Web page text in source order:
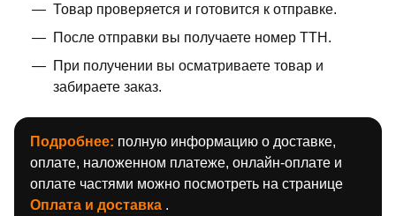
Товар проверяется и готовится к отправке.
После отправки вы получаете номер ТТН.
При получении вы осматриваете товар и
забираете заказ.
Подробнее: полную информацию о доставке,
оплате, наложенном платеже, онлайн-оплате и
оплате частями можно посмотреть на странице
Оплата и доставка .